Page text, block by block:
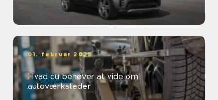
01. februar 2025
Hvad du behøver at vide om
autoværksteder